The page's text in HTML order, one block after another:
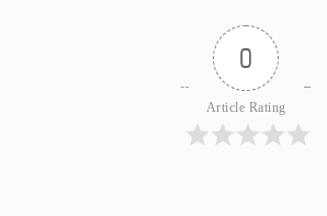
0
Article Rating